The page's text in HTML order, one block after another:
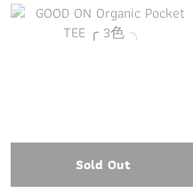
Sold Out